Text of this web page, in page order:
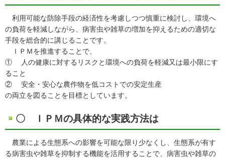
利用可能な防除手段の経済性を考慮しつつ慎重に検討し、環境へ
の負荷を軽減しながら、病害虫や雑草の増加を抑えるための適切な
手段を総合的に講じることです。
ＩＰＭを推進することで、
① 人の健康に対するリスクと環境への負荷を軽減又は最小限にす
ること
② 安全・安心な農作物を低コストでの安定生産
の両立を図ることを目標としています。
〇 ＩＰＭの具体的な実践方法は
農業による生態系への影響を可能な限り少なくし、生態系が有す
る病害虫や雑草を抑制する機能を活用することで、病害虫や雑草の